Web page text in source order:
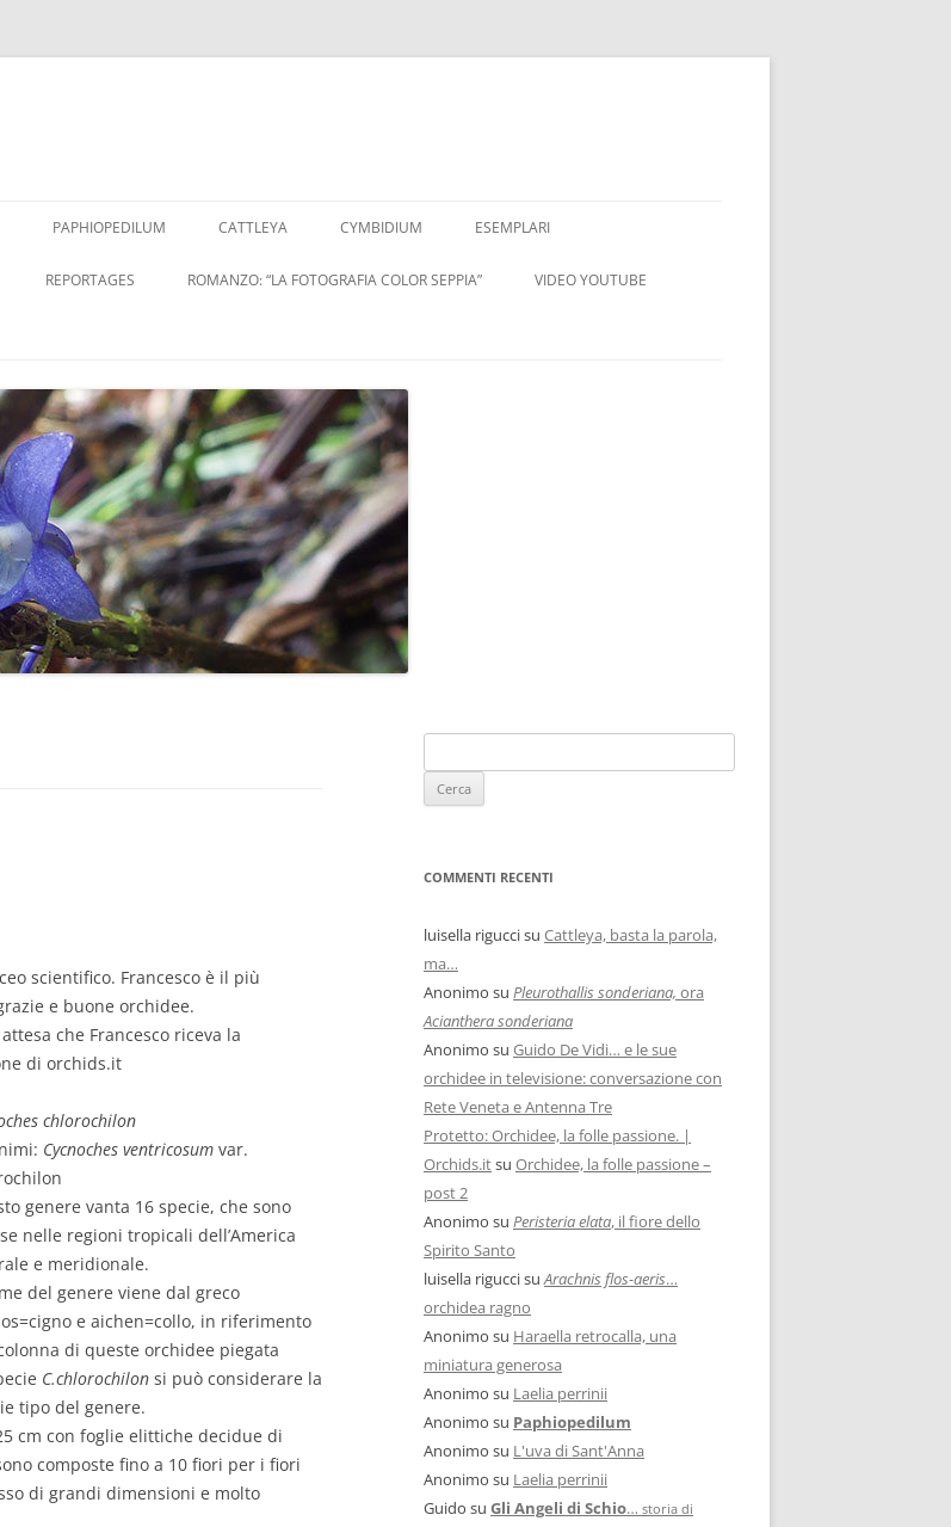
al
PAPHIOPEDILUM CATTLEYA CYMBIDIUM ESEMPLARI
REPORTAGES ROMANZO: “LA FOTOGRAFIA COLOR SEPPIA” VIDEO YOUTUBE
scientifico. Francesco è il più
e buone orchidee.
che Francesco riceva la
di orchids.it
chlorochilon
Cycnoches ventricosum var.
genere vanta 16 specie, che sono
nelle regioni tropicali dell’America
e meridionale.
del genere viene dal greco
e aichen=collo, in riferimento
di queste orchidee piegata
C.chlorochilon si può considerare la
tipo del genere.
cm con foglie elittiche decidue di
composte fino a 10 fiori per i fiori
di grandi dimensioni e molto
COMMENTI RECENTI
luisella riguccisu Cattleya, basta la parola,
ma…
Anonimo su Pleurothallis sonderiana, ora
Acianthera sonderiana
Anonimo su Guido De Vidi… e le sue
orchidee in televisione: conversazione con
Rete Veneta e Antenna Tre
Protetto: Orchidee, la folle passione. |
Orchids.itsu Orchidee, la folle passione –
post 2
Anonimo su Peristeria elata, il fiore dello
Spirito Santo
luisella riguccisuArachnis flos-aeris…
orchidea ragno
Anonimo su Haraella retrocalla, una
miniatura generosa
Anonimo su Laelia perrinii
Anonimo su Paphiopedilum
Anonimo su L'uva di Sant'Anna
Anonimo su Laelia perrinii
Guido su Gli Angeli di Schio… storia di